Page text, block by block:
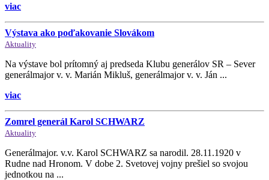
viac
Výstava ako poďakovanie Slovákom
Aktuality
Na výstave bol prítomný aj predseda Klubu generálov SR – Sever
generálmajor v. v. Marián Mikluš, generálmajor v. v. Ján ...
viac
Zomrel generál Karol SCHWARZ
Aktuality
Generálmajor. v.v. Karol SCHWARZ sa narodil. 28.11.1920 v
Rudne nad Hronom. V dobe 2. Svetovej vojny prešiel so svojou
jednotkou na ...